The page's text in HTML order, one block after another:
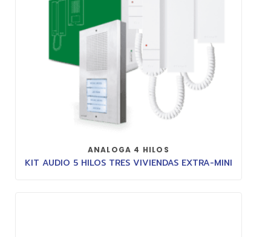
ANALOGA 4 HILOS
KIT AUDIO 5 HILOS TRES VIVIENDAS EXTRA-MINI